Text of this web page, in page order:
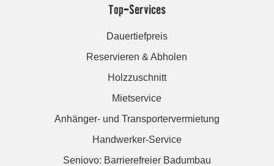
Top-Services
Dauertiefpreis
Reservieren & Abholen
Holzzuschnitt
Mietservice
Anhänger- und Transportervermietung
Handwerker-Service
Seniovo: Barrierefreier Badumbau